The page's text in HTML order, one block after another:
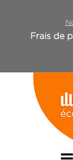
Frais de